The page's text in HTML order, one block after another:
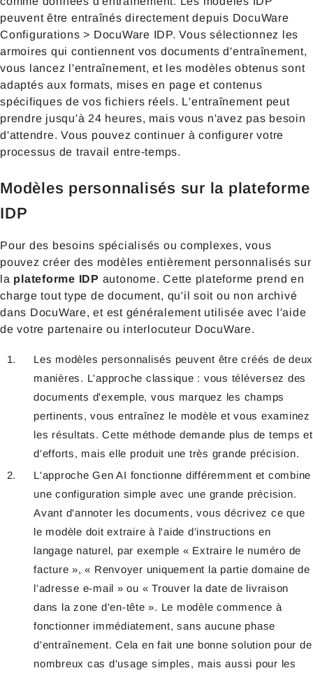
peuvent être entraînés directement depuis DocuWare
Configurations > DocuWare IDP. Vous sélectionnez les
armoires qui contiennent vos documents d'entraînement,
vous lancez l'entraînement, et les modèles obtenus sont
adaptés aux formats, mises en page et contenus
spécifiques de vos fichiers réels. L'entraînement peut
prendre jusqu'à 24 heures, mais vous n'avez pas besoin
d'attendre. Vous pouvez continuer à configurer votre
processus de travail entre-temps.
Modèles personnalisés sur la plateforme
IDP
Pour des besoins spécialisés ou complexes, vous
pouvez créer des modèles entièrement personnalisés sur
la plateforme IDP autonome. Cette plateforme prend en
charge tout type de document, qu'il soit ou non archivé
dans DocuWare, et est généralement utilisée avec l'aide
de votre partenaire ou interlocuteur DocuWare.
Les modèles personnalisés peuvent être créés de deux
manières. L'approche classique : vous téléversez des
documents d'exemple, vous marquez les champs
pertinents, vous entraînez le modèle et vous examinez
les résultats. Cette méthode demande plus de temps et
d'efforts, mais elle produit une très grande précision.
L'approche Gen AI fonctionne différemment et combine
une configuration simple avec une grande précision.
Avant d'annoter les documents, vous décrivez ce que
le modèle doit extraire à l'aide d'instructions en
langage naturel, par exemple « Extraire le numéro de
facture », « Renvoyer uniquement la partie domaine de
l'adresse e-mail » ou « Trouver la date de livraison
dans la zone d'en-tête ». Le modèle commence à
fonctionner immédiatement, sans aucune phase
d'entraînement. Cela en fait une bonne solution pour de
nombreux cas d'usage simples, mais aussi pour les